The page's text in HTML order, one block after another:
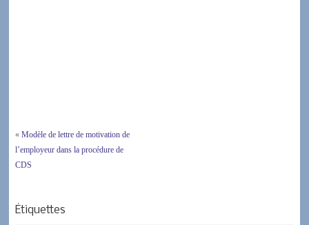
« Modèle de lettre de motivation de
l’employeur dans la procédure de
CDS
Étiquettes